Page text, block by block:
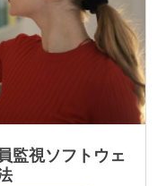
監視ソフトウェ